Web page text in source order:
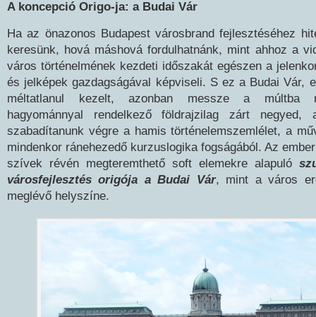
A koncepció Origo-ja: a Budai Vár
Ha az önazonos Budapest városbrand fejlesztéséhez
keresünk, hová máshová fordulhatnánk, mint ahhoz a
város történelmének kezdeti időszakát egészen a
és jelképek gazdagságával képviseli. S ez a Budai Vár,
méltatlanul kezelt, azonban messze a múltba
hagyománnyal rendelkező földrajzilag zárt
szabadítanunk végre a hamis történelemszemlélet, a
mindenkor ránehezedő kurzuslogika fogságából. Az
szívek révén megteremthető soft elemekre alapuló
városfejlesztés origója a Budai Vár, mint a város
meglévő helyszíne.